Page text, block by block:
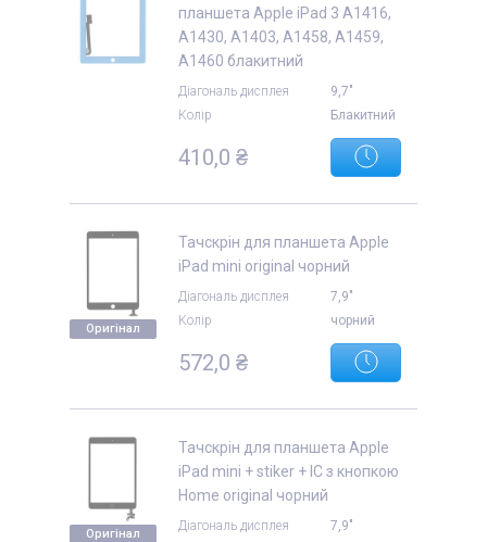
планшета Apple iPad 3 A1416,
A1430, A1403, A1458, A1459,
A1460 блакитний
Діагональ дисплея
9,7"
Колір
Блакитний
410,0 ₴
Оригінал
Тачскрін для планшета Apple
iPad mini original чорний
Діагональ дисплея
7,9"
Колір
чорний
572,0 ₴
Оригінал
Тачскрін для планшета Apple
iPad mini + stiker + IC з кнопкою
Home original чорний
Діагональ дисплея
7,9"